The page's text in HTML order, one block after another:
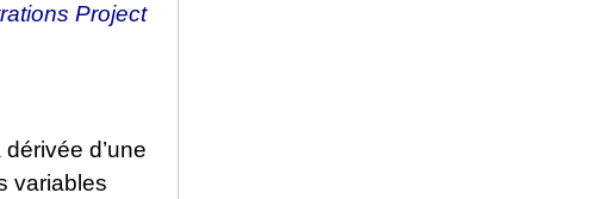
Project
d’une
variables